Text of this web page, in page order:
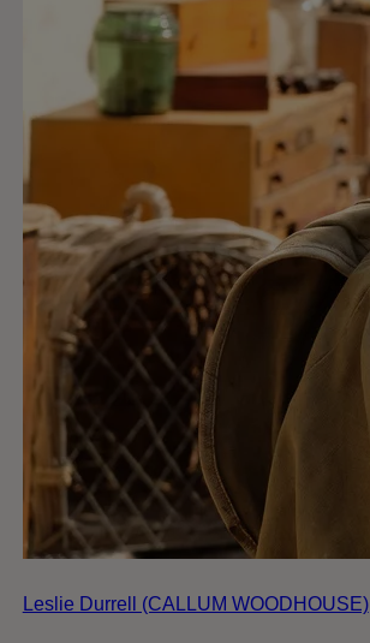
Leslie Durrell (CALLUM WOODHOUSE)